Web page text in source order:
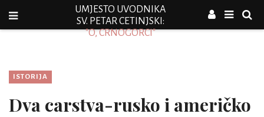
UMJESTO UVODNIKA
SV. PETAR CETINJSKI:
"O, CRNOGORCI"
ISTORIJA
Dva carstva-rusko i američko